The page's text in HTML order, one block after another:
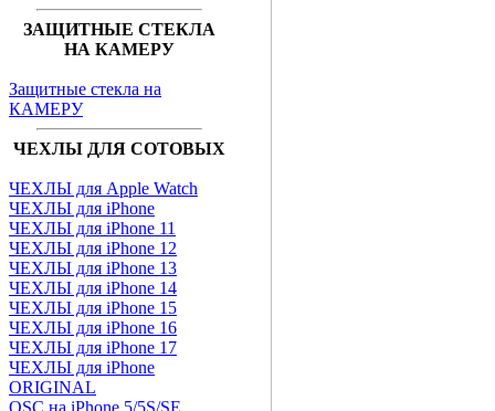
ЗАЩИТНЫЕ СТЕКЛА
НА КАМЕРУ
Защитные стекла на
КАМЕРУ
ЧЕХЛЫ ДЛЯ СОТОВЫХ
ЧЕХЛЫ для Apple Watch
ЧЕХЛЫ для iPhone
ЧЕХЛЫ для iPhone 11
ЧЕХЛЫ для iPhone 12
ЧЕХЛЫ для iPhone 13
ЧЕХЛЫ для iPhone 14
ЧЕХЛЫ для iPhone 15
ЧЕХЛЫ для iPhone 16
ЧЕХЛЫ для iPhone 17
ЧЕХЛЫ для iPhone
ORIGINAL
OSC на iPhone 5/5S/SE